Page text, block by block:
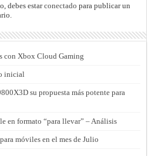
debes estarconectado para publicar un
con Xbox Cloud Gaming
inicial
su propuesta más potente para
formato “para llevar” – Análisis
móviles en el mes de Julio